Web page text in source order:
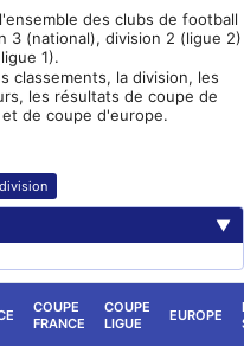
des clubs de football
3 (national), division 2 (ligue 2)
1).
classements, la division, les
les résultats de coupe de
de coupe d'europe.
▼
COUPE
FRANCE
COUPE
LIGUE
EUROPE